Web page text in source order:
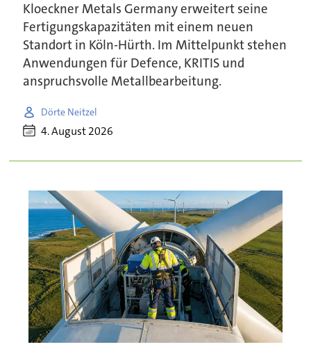
Kloeckner Metals Germany erweitert seine
Fertigungskapazitäten mit einem neuen
Standort in Köln-Hürth. Im Mittelpunkt stehen
Anwendungen für Defence, KRITIS und
anspruchsvolle Metallbearbeitung.
Dörte Neitzel
4. August 2026